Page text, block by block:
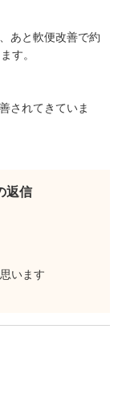
あと軟便改善で約
す。
されてきていま
返信
います